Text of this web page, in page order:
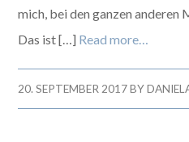
mich, bei den ganzen anderen
Das ist […] Read more…
20. SEPTEMBER 2017BY